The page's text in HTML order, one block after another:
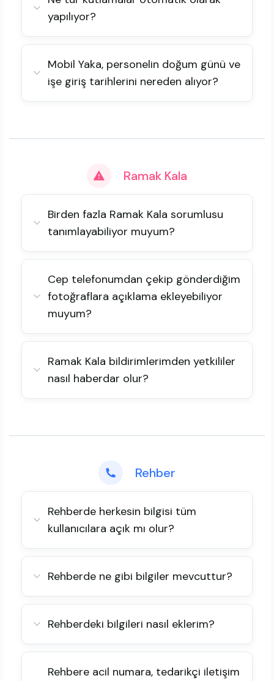
yapılıyor?
Mobil Yaka, personelin doğum günü ve
işe giriş tarihlerini nereden alıyor?
Ramak Kala
Birden fazla Ramak Kala sorumlusu
tanımlayabiliyor muyum?
Cep telefonumdan çekip gönderdiğim
fotoğraflara açıklama ekleyebiliyor
muyum?
Ramak Kala bildirimlerimden yetkililer
nasıl haberdar olur?
Rehber
Rehberde herkesin bilgisi tüm
kullanıcılara açık mı olur?
Rehberde ne gibi bilgiler mevcuttur?
Rehberdeki bilgileri nasıl eklerim?
Rehbere acil numara, tedarikçi iletişim